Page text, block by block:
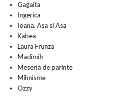
Gagaita
Ingerica
Ioana. Asa si Asa
Kabea
Laura Frunza
Madimih
Meseria de parinte
Mihnisme
Ozzy